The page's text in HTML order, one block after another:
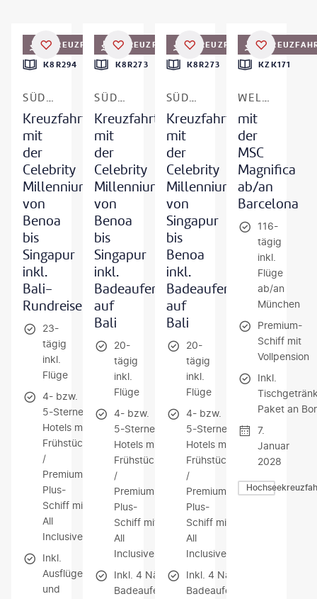
DEAL KREUZFAHRT
K8R294
SÜDOSTASIEN
Kreuzfahrt
mit
der
Celebrity
Millennium
von
Benoa
bis
Singapur
inkl.
Bali-
Rundreise
23-
tägig
inkl.
Flüge
4- bzw.
5-Sterne-
Hotels mit
Frühstück
/
Premium-
Plus-
Schiff mit
All
Inclusive
Inkl.
Ausflüge
und
DEAL KREUZFAHRT
K8R273
SÜDOSTASIEN
Kreuzfahrt
mit
der
Celebrity
Millennium
von
Benoa
bis
Singapur
inkl.
Badeaufenthalt
auf
Bali
20-
tägig
inkl.
Flüge
4- bzw.
5-Sterne-
Hotels mit
Frühstück
/
Premium-
Plus-
Schiff mit
All
Inclusive
Inkl. 4 Nächte
Badeaufenthalt
DEAL KREUZFAHRT
K8R273
SÜDOSTASIEN
Kreuzfahrt
mit
der
Celebrity
Millennium
von
Singapur
bis
Benoa
inkl.
Badeaufenthalt
auf
Bali
20-
tägig
inkl.
Flüge
4- bzw.
5-Sterne-
Hotels mit
Frühstück
/
Premium-
Plus-
Schiff mit
All
Inclusive
Inkl. 4 Nächte
Badeaufenthalt
KZK171
WELTKREUZFAHRT
mit
der
MSC
Magnifica
ab/an
Barcelona
116-
tägig
inkl.
Flüge
ab/an
München
Premium-
Schiff mit
Vollpension
Inkl.
Paket an
7.
Januar
2028